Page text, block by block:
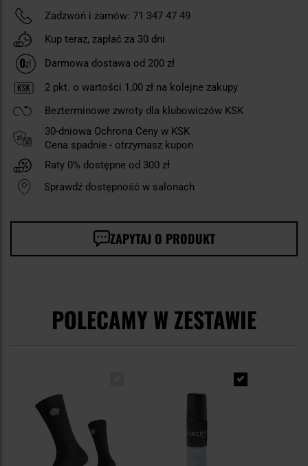
Zadzwoń i zamów: 71 347 47 49
Kup teraz, zapłać za 30 dni
Darmowa dostawa od 200 zł
2 pkt. o wartości 1,00 zł na kolejne zakupy
Bezterminowe zwroty dla klubowiczów KSK
30-dniowa Ochrona Ceny w KSK
Cena spadnie - otrzymasz kupon
Raty 0% dostępne od 300 zł
Sprawdź dostępność w salonach
ZAPYTAJ O PRODUKT
POLECAMY W ZESTAWIE